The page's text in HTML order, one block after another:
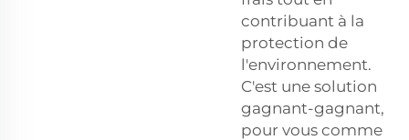
contribuant à la
protection de
l'environnement.
C'est une solution
gagnant-gagnant,
pour vous comme